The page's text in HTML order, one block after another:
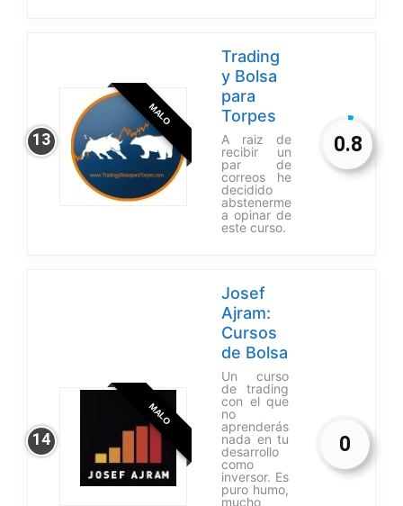
MALO
13
Trading
y Bolsa
para
Torpes
A raiz de
recibir un
par de
correos he
decidido
abstenerme
a opinar de
este curso.
0.8
MALO
14
Josef
Ajram:
Cursos
de Bolsa
Un curso
de trading
con el que
no
aprenderás
nada en tu
desarrollo
como
inversor. Es
puro humo,
mucho
0